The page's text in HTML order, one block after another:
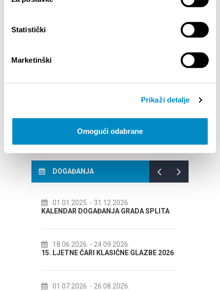
Statistički
Marketinški
Prikaži detalje
Omogući odabrane
BROJA
Your
DOGAĐANJA
01.01.2025.- 31.12.2026.
KALENDAR DOGAĐANJA GRADA SPLITA
18.06.2026.- 24.09.2026.
15. LJETNE ČARI KLASIČNE GLAZBE 2026
01.07.2026.- 26.08.2026.